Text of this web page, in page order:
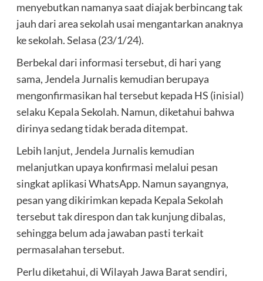
menyebutkan namanya saat diajak berbincang tak
jauh dari area sekolah usai mengantarkan anaknya
ke sekolah. Selasa (23/1/24).
Berbekal dari informasi tersebut, di hari yang
sama, Jendela Jurnalis kemudian berupaya
mengonfirmasikan hal tersebut kepada HS (inisial)
selaku Kepala Sekolah. Namun, diketahui bahwa
dirinya sedang tidak berada ditempat.
Lebih lanjut, Jendela Jurnalis kemudian
melanjutkan upaya konfirmasi melalui pesan
singkat aplikasi WhatsApp. Namun sayangnya,
pesan yang dikirimkan kepada Kepala Sekolah
tersebut tak direspon dan tak kunjung dibalas,
sehingga belum ada jawaban pasti terkait
permasalahan tersebut.
Perlu diketahui, di Wilayah Jawa Barat sendiri,